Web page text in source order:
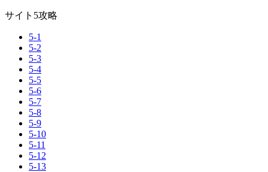
サイト5攻略
5-1
5-2
5-3
5-4
5-5
5-6
5-7
5-8
5-9
5-10
5-11
5-12
5-13